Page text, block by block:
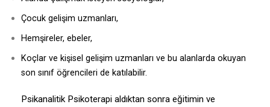
Çocuk gelişim uzmanları,
Hemşireler, ebeler,
Koçlar ve kişisel gelişim uzmanları ve bu alanlarda okuyan
son sınıf öğrencileri de katılabilir.
Psikanalitik Psikoterapi aldıktan sonra eğitimin ve